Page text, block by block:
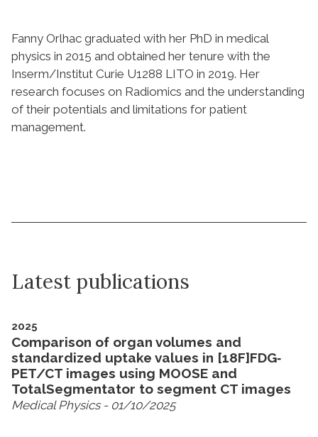
Fanny Orlhac graduated with her PhD in medical
physics in 2015 and obtained her tenure with the
Inserm/Institut Curie U1288 LITO in 2019. Her
research focuses on Radiomics and the understanding
of their potentials and limitations for patient
management.
Latest publications
2025
Comparison of organ volumes and
standardized uptake values in [18F]FDG‐
PET/CT images using MOOSE and
TotalSegmentator to segment CT images
Medical Physics- 01/10/2025